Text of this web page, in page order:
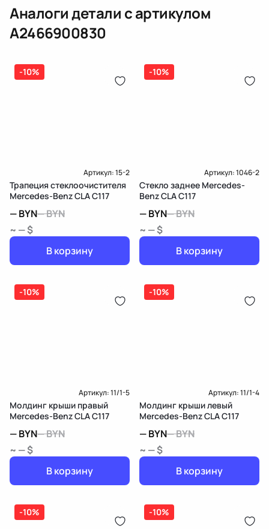
Доставка и Оплата
Аналоги детали с артикулом
A2466900830
-10%
Артикул:15-2
Трапеция стеклоочистителя
Mercedes-Benz CLA C117
—BYN—BYN
~ — $
В корзину
-10%
Артикул:1046-2
Стекло заднее Mercedes-
Benz CLA C117
—BYN—BYN
~ — $
В корзину
-10%
Артикул:11/1-5
Молдинг крыши правый
Mercedes-Benz CLA C117
—BYN—BYN
~ — $
В корзину
-10%
Артикул:11/1-4
Молдинг крыши левый
Mercedes-Benz CLA C117
—BYN—BYN
~ — $
В корзину
-10% -10%